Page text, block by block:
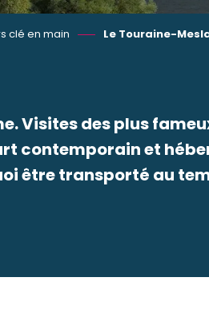
clé en main Le Touraine-
Visites des plus
contemporain et
être transporté au
favoris